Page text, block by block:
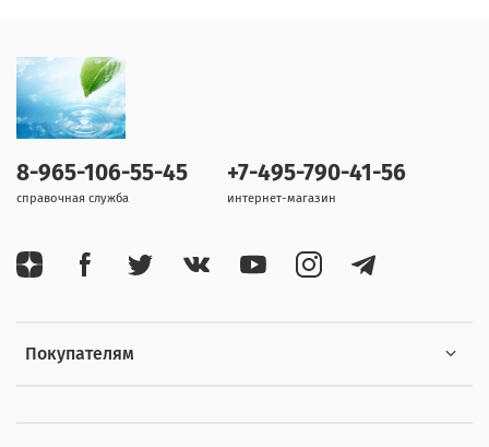
Покупателям
8-965-106-55-45
справочная служба
+7-495-790-41-56
интернет-магазин